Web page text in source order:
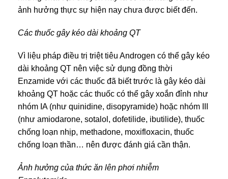
ảnh hưởng thực sự hiện nay chưa được biết đến.
Các thuốc gây kéo dài khoảng QT
Vì liệu pháp điều trị triệt tiêu Androgen có thể gây kéo
dài khoảng QT nên việc sử dụng đồng thời
Enzamide với các thuốc đã biết trước là gây kéo dài
khoảng QT hoặc các thuốc có thể gây xoắn đỉnh như
nhóm IA (như quinidine, disopyramide) hoặc nhóm III
(như amiodarone, sotalol, dofetilide, ibutilide), thuốc
chống loạn nhịp, methadone, moxifloxacin, thuốc
chống loạn thần… nên được đánh giá cần thận.
Ảnh hưởng của thức ăn lên phơi nhiễm